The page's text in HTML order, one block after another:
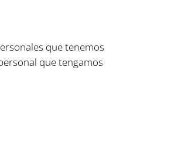
que tenemos
que tengamos